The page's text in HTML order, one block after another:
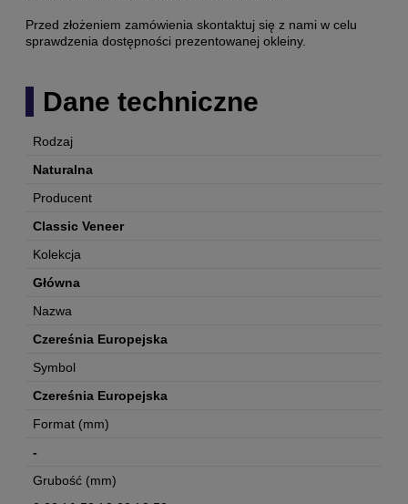
Przed złożeniem zamówienia skontaktuj się z nami w celu
sprawdzenia dostępności prezentowanej okleiny.
Dane techniczne
Rodzaj
Naturalna
Producent
Classic Veneer
Kolekcja
Główna
Nazwa
Czereśnia Europejska
Symbol
Czereśnia Europejska
Format (mm)
-
Grubość (mm)